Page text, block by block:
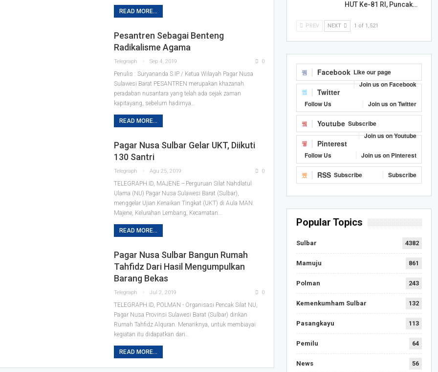
READ MORE...
Pesantren Sebagai Benteng
Radikalisme Agama
Telegraph Sep 4, 2019 0
Penulis : Suryananda S.IP / Ketua Wilayah Pagar Nusa
Sulawesi Barat PESANTREN merupakan khazanah
peradaban nusantara yang telah ada sejak zaman
kapitayang, sebelum hadirnya
READ MORE...
Pagar Nusa Sulbar Gelar UKT, Diikuti
130 Santri
Telegraph Agu 25, 2019 0
TELEGRAPH.ID, MAJENE -- Perguruan Silat Nahdlatul
Ulama (NU) Pagar Nusa Sulawesi Barat (Sulbar),
menggelar Ujian Kenaikan Tingkat (UKT) di Aula MAN
Majene, Kelurahan Lembang, Kecamatan
READ MORE...
Pagar Nusa Sulbar Bangun Rumah
Tahfidz Dari Hasil Mengumpulkan
Barang Bekas
Telegraph Jul 2, 2019 0
TELEGRAPH.ID, POLMAN - Organisasi Pencak Silat NU,
Pagar Nusa Provinsi Sulawesi Barat (Sulbar) dirikan
Rumah Tahfidz Alquran. Menariknya, untuk membiayai
kegiatan itu didapatkan dari
READ MORE...
HUT Ke-81 RI, Puncak…
PREV NEXT 1 of 1,521
Facebook Like our page
Join us on Facebook
Twitter
Follow Us Join us on Twitter
Youtube Subscribe
Join us on Youtube
Pinterest
Follow Us Join us on Pinterest
RSS Subscribe Subscribe
Popular Topics
Sulbar 4382
Mamuju 861
Polman 243
Kemenkumham Sulbar 132
Pasangkayu 113
Pemilu 64
News 56